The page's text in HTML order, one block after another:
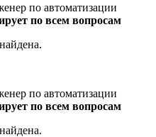
по автоматизации
по всем вопросам
по автоматизации
по всем вопросам